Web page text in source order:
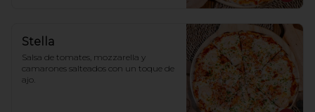
Stella
Salsa de tomates, mozzarella y
camarones salteados con un toque de
ajo.